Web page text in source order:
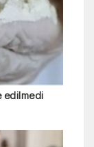
edilmedi